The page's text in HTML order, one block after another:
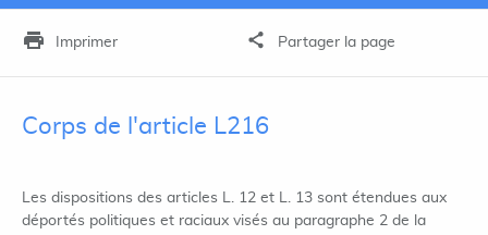
Imprimer Partager la page
Corps de l'article L216
Les dispositions des articles L. 12 et L. 13 sont étendues aux
déportés politiques et raciaux visés au paragraphe 2 de la